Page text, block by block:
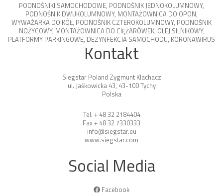
PODNOŚNIKI SAMOCHODOWE, PODNOŚNIK JEDNOKOLUMNOWY,
PODNOŚNIK DWUKOLUMNOWY, MONTAŻOWNICA DO OPON,
WYWAŻARKA DO KÓŁ, PODNOŚNIK CZTEROKOLUMNOWY, PODNOŚNIK
NOŻYCOWY, MONTAŻOWNICA DO CIĘŻARÓWEK, OLEJ SILNIKOWY,
PLATFORMY PARKINGOWE, DEZYNFEKCJA SAMOCHODU, KORONAWIRUS
Kontakt
Siegstar Poland Zygmunt Klachacz
ul. Jaśkowicka 43, 43-100 Tychy
Polska
Tel. + 48 32 2184404
Fax + 48 32 7330333
info@siegstar.eu
www.siegstar.com
Social Media
Facebook